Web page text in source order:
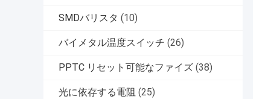
SMDバリスタ (10)
バイメタル温度スイッチ (26)
PPTC リセット可能なファイズ (38)
光に依存する電阻 (25)